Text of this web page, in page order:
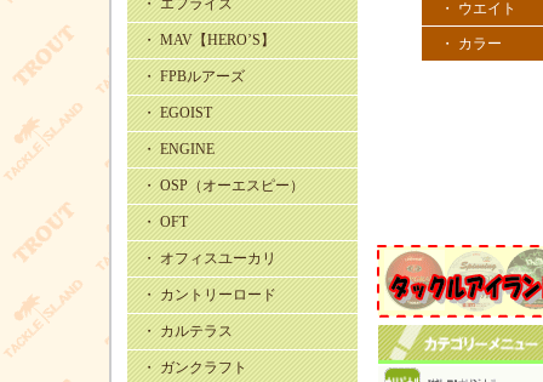
・ エフライズ
・ MAV【HERO’S】
・ FPBルアーズ
・ EGOIST
・ ENGINE
・ OSP（オーエスピー）
・ OFT
・ オフィスユーカリ
・ カントリーロード
・ カルテラス
・ ガンクラフト
・ ウエイト
・ カラー